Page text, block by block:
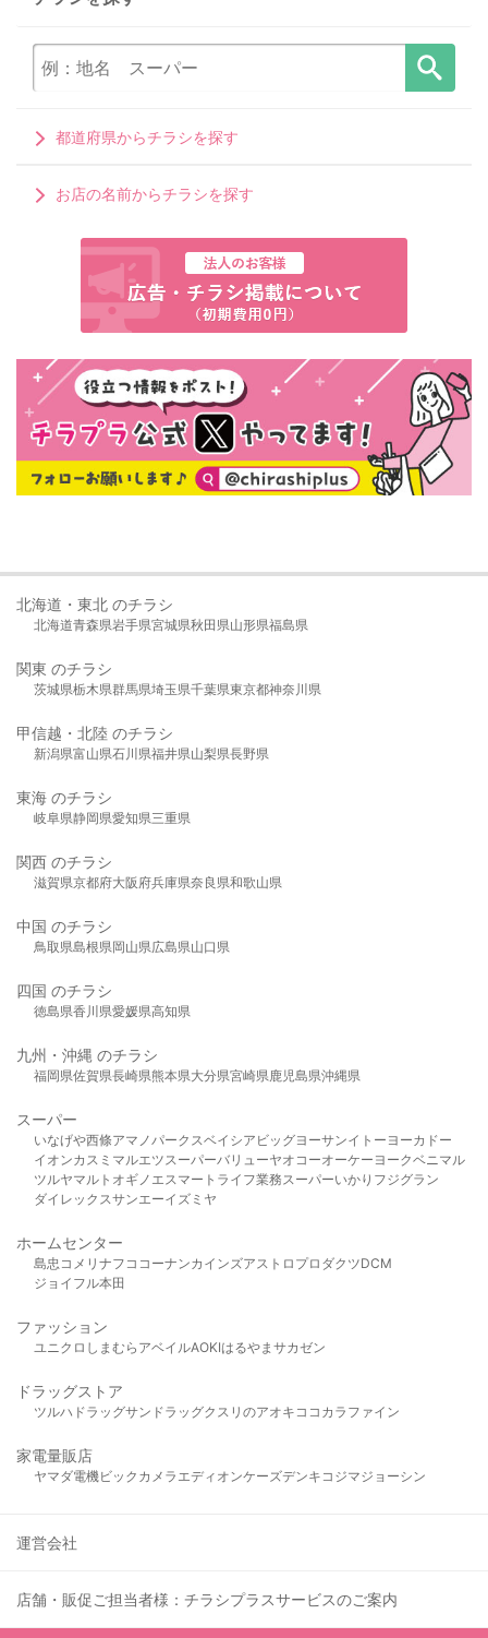
都道府県からチラシを探す
お店の名前からチラシを探す
北海道・東北 のチラシ
北海道青森県岩手県宮城県秋田県山形県福島県
関東 のチラシ
茨城県栃木県群馬県埼玉県千葉県東京都神奈川県
甲信越・北陸 のチラシ
新潟県富山県石川県福井県山梨県長野県
東海 のチラシ
岐阜県静岡県愛知県三重県
関西 のチラシ
滋賀県京都府大阪府兵庫県奈良県和歌山県
中国 のチラシ
鳥取県島根県岡山県広島県山口県
四国 のチラシ
徳島県香川県愛媛県高知県
九州・沖縄 のチラシ
福岡県佐賀県長崎県熊本県大分県宮崎県鹿児島県沖縄県
スーパー
いなげや西條アマノパークスベイシア ビッグヨーサンイトーヨーカドー
イオンカスミ マルエツスーパーバリューヤオコーオーケー ヨークベニマル
ツルヤマルト オギノ エスマート ライフ業務スーパーいかり フジグラン
ダイレックスサンエーイズミヤ
ホームセンター
島忠 コメリ ナフコ コーナンカインズアストロプロダクツDCM
ジョイフル本田
ファッション
ユニクロ しまむら アベイルAOKIはるやま サカゼン
ドラッグストア
ツルハドラッグサンドラッグクスリのアオキ ココカラファイン
家電量販店
ヤマダ電機ビックカメラ エディオンケーズデンキ コジマジョーシン
運営会社
店舗・販促ご担当者様：チラシプラスサービスのご案内